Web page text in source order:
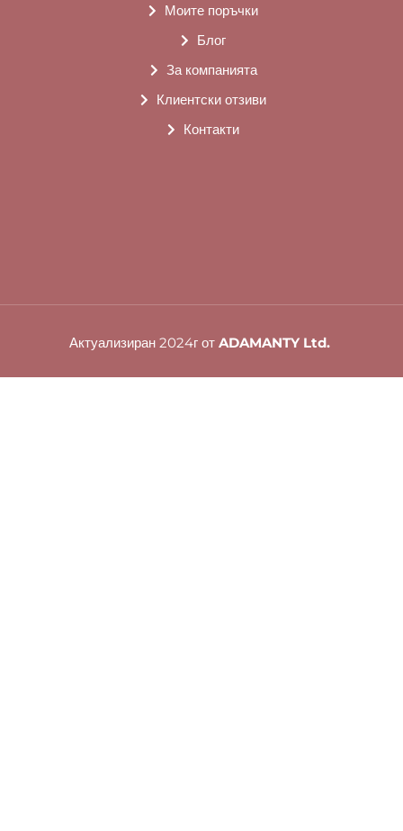
Моите поръчки
Блог
За компанията
Клиентски отзиви
Контакти
Актуализиран 2024г от ADAMANTY Ltd.